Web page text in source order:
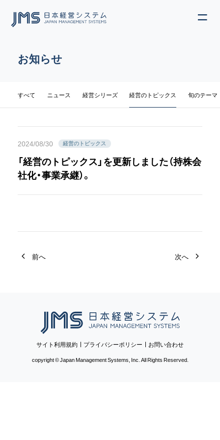
お知らせ
カテゴリすべて ニュース 経営シリーズ 経営のトピックス 旬のテーマ
2024/08/30 経営のトピックス
「経営のトピックス」を更新しました（持株会
社化・事業承継）。
前へ 次へ
日本経営システム
サイト利用規約 プライバシーポリシー お問い合わせ
copyright © Japan Management Systems, Inc. All Rights Reserved.